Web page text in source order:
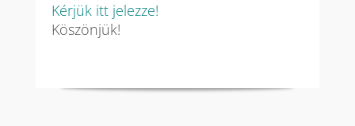
Kérjük itt jelezze!
Köszönjük!